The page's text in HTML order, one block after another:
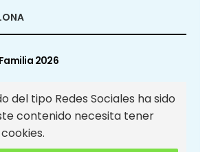
2026
del tipo Redes Sociales ha sido
contenido necesita tener